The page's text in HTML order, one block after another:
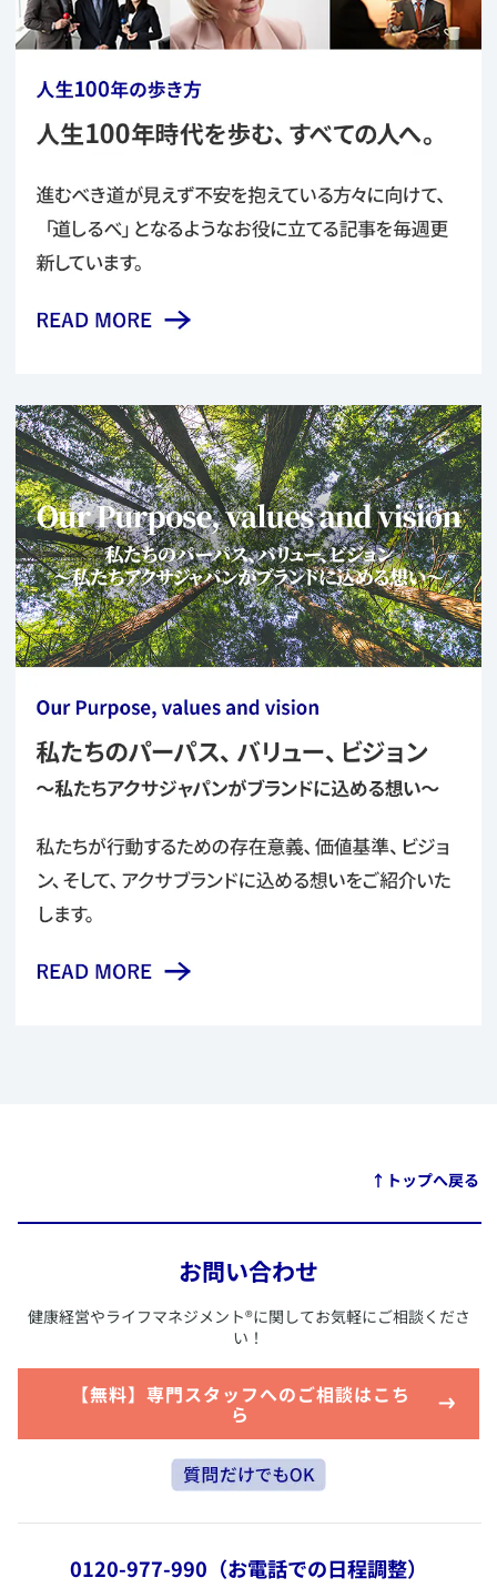
​↑トップへ戻る
お問い合わせ
​健康経営やライフマネジメント®に関してお気軽にご相談くださ
い！
​【無料】専門スタッフへのご相談はこち
ら
0120-977-990 （お電話での日程調整）